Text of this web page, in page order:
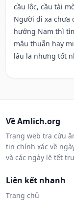
cầu lộc, cầu tài
Người đi xa chưa
hướng Nam thì
mâu thuẫn hay
lâu la nhưng tốt
Về Amlich.org
Trang web tra cứu
tin chính xác về
và các ngày lễ tết
Liên kết nhanh
Trang chủ